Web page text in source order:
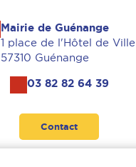
Mairie de Guénange
1 place de l'Hôtel de Ville
57310 Guénange
03 82 82 64 39
Contact